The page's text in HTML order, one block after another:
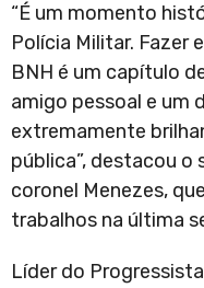
“É um momento
Polícia Militar. Fazer
BNH é um capítulo
amigo pessoal e um
extremamente
pública”, destacou o
coronel Menezes,
trabalhos na última
Líder do